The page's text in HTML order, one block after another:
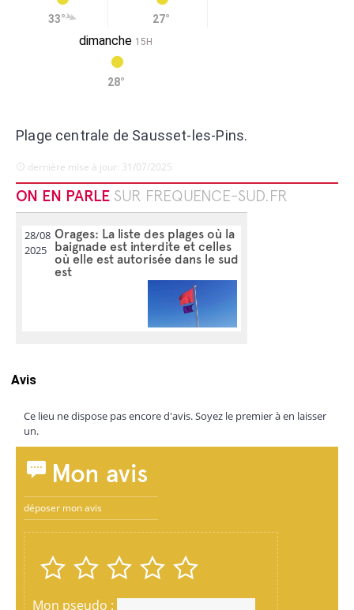
33° 27°
dimanche 15H
28°
Plage centrale de Sausset-les-Pins.
dernière mise à jour: 31/07/2025
ON EN PARLE SUR FREQUENCE-SUD.FR
28/08
2025
Orages: La liste des plages où la
baignade est interdite et celles
où elle est autorisée dans le sud
est
Avis
Ce lieu ne dispose pas encore d'avis. Soyez le premier à en laisser
un.
Mon avis
déposer mon avis
Mon pseudo :